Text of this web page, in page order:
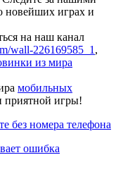
новейших играх и
на наш канал
wall-226169585_1 ,
из мира
мобильных
приятной игры!
без номера телефона
ошибка